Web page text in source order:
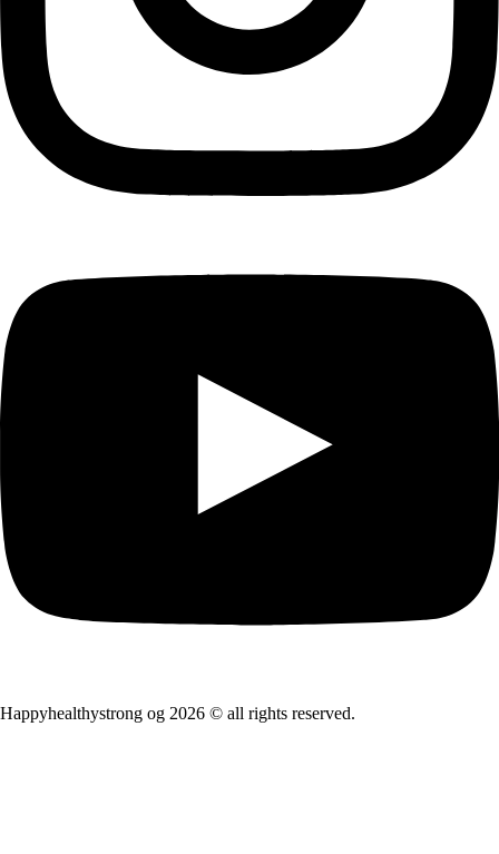
Happyhealthystrong og 2026 © all rights reserved.